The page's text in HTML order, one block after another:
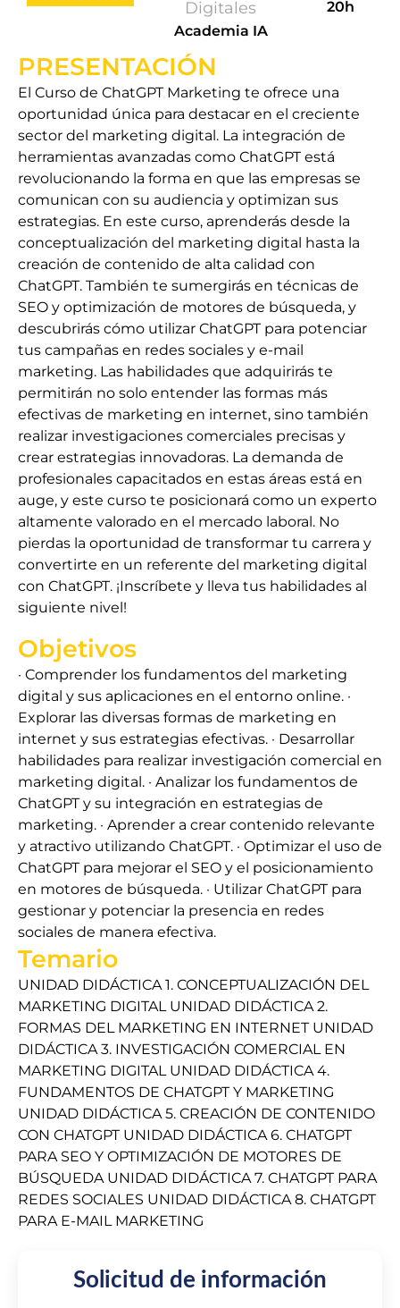
Digitales
Academia IA
20h
PRESENTACIÓN
El Curso de ChatGPT Marketing te ofrece una
oportunidad única para destacar en el creciente
sector del marketing digital. La integración de
herramientas avanzadas como ChatGPT está
revolucionando la forma en que las empresas se
comunican con su audiencia y optimizan sus
estrategias. En este curso, aprenderás desde la
conceptualización del marketing digital hasta la
creación de contenido de alta calidad con
ChatGPT. También te sumergirás en técnicas de
SEO y optimización de motores de búsqueda, y
descubrirás cómo utilizar ChatGPT para potenciar
tus campañas en redes sociales y e-mail
marketing. Las habilidades que adquirirás te
permitirán no solo entender las formas más
efectivas de marketing en internet, sino también
realizar investigaciones comerciales precisas y
crear estrategias innovadoras. La demanda de
profesionales capacitados en estas áreas está en
auge, y este curso te posicionará como un experto
altamente valorado en el mercado laboral. No
pierdas la oportunidad de transformar tu carrera y
convertirte en un referente del marketing digital
con ChatGPT. ¡Inscríbete y lleva tus habilidades al
siguiente nivel!
Objetivos
· Comprender los fundamentos del marketing
digital y sus aplicaciones en el entorno online. ·
Explorar las diversas formas de marketing en
internet y sus estrategias efectivas. · Desarrollar
habilidades para realizar investigación comercial en
marketing digital. · Analizar los fundamentos de
ChatGPT y su integración en estrategias de
marketing. · Aprender a crear contenido relevante
y atractivo utilizando ChatGPT. · Optimizar el uso de
ChatGPT para mejorar el SEO y el posicionamiento
en motores de búsqueda. · Utilizar ChatGPT para
gestionar y potenciar la presencia en redes
sociales de manera efectiva.
Temario
UNIDAD DIDÁCTICA 1. CONCEPTUALIZACIÓN DEL
MARKETING DIGITAL UNIDAD DIDÁCTICA 2.
FORMAS DEL MARKETING EN INTERNET UNIDAD
DIDÁCTICA 3. INVESTIGACIÓN COMERCIAL EN
MARKETING DIGITAL UNIDAD DIDÁCTICA 4.
FUNDAMENTOS DE CHATGPT Y MARKETING
UNIDAD DIDÁCTICA 5. CREACIÓN DE CONTENIDO
CON CHATGPT UNIDAD DIDÁCTICA 6. CHATGPT
PARA SEO Y OPTIMIZACIÓN DE MOTORES DE
BÚSQUEDA UNIDAD DIDÁCTICA 7. CHATGPT PARA
REDES SOCIALES UNIDAD DIDÁCTICA 8. CHATGPT
PARA E-MAIL MARKETING
Solicitud de información